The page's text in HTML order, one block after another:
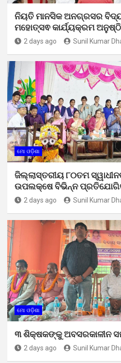
ନିୟତି ମାନସିକ ଅନଗ୍ରସର
ମହୋତ୍ସଵ କାର୍ଯ୍ୟକ୍ରମ
2 days ago Sunil Kumar
ମୋ ଓଡ଼ିଶା
ଜିଲ୍ଲାସ୍ତରୀୟ ୮୦ତମ
ଉପଲକ୍ଷେ ବିଭିନ୍ନ
2 days ago Sunil Kumar
ମୋ ଓଡ଼ିଶା
୩ ଶିକ୍ଷକଙ୍କୁ ଅବସରକାଳୀନ
2 days ago Sunil Kumar